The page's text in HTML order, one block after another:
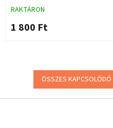
RAKTÁRON
1 800 Ft
ÖSSZES
L